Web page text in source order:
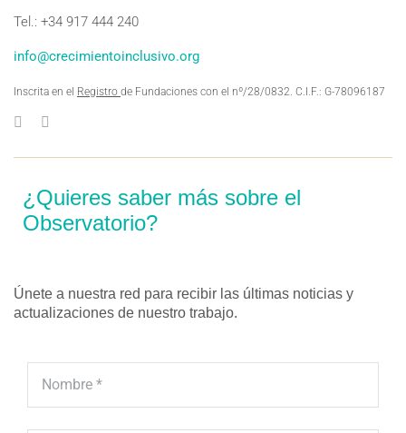
Tel.: +34 917 444 240
info@crecimientoinclusivo.org
Inscrita en el Registro de Fundaciones con el nº/28/0832. C.I.F.: G-78096187
¿Quieres saber más sobre el
Observatorio?
Únete a nuestra red para recibir las últimas noticias y
actualizaciones de nuestro trabajo.